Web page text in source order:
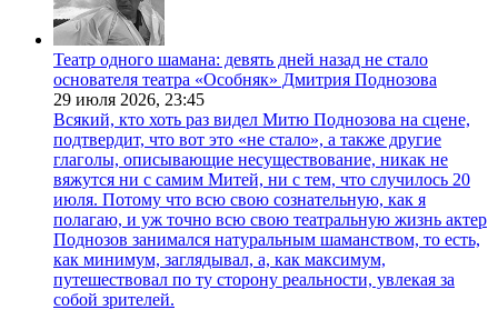
Театр одного шамана: девять дней назад не стало
основателя театра «Особняк» Дмитрия Поднозова
29 июля 2026, 23:45
Всякий, кто хоть раз видел Митю Поднозова на сцене,
подтвердит, что вот это «не стало», а также другие
глаголы, описывающие несуществование, никак не
вяжутся ни с самим Митей, ни с тем, что случилось 20
июля. Потому что всю свою сознательную, как я
полагаю, и уж точно всю свою театральную жизнь актер
Поднозов занимался натуральным шаманством, то есть,
как минимум, заглядывал, а, как максимум,
путешествовал по ту сторону реальности, увлекая за
собой зрителей.